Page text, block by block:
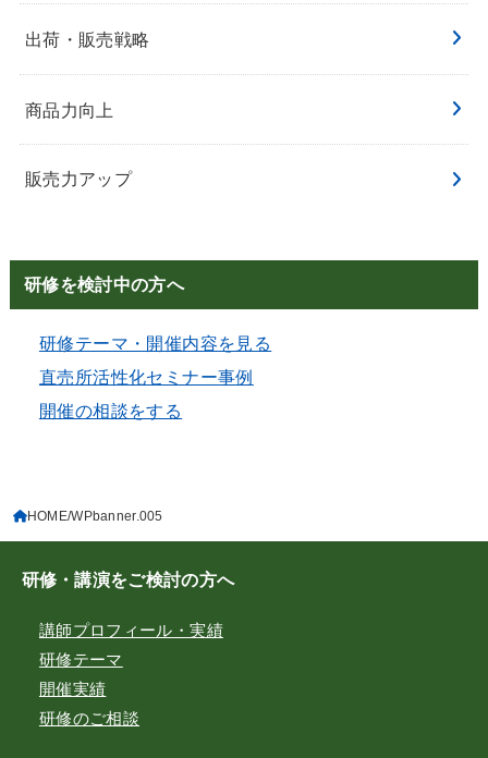
出荷・販売戦略
商品力向上
販売力アップ
研修を検討中の方へ
研修テーマ・開催内容を見る
直売所活性化セミナー事例
開催の相談をする
HOME WPbanner.005
研修・講演をご検討の方へ
講師プロフィール・実績
研修テーマ
開催実績
研修のご相談